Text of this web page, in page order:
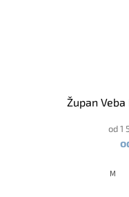
Župan Veba
od 1
M